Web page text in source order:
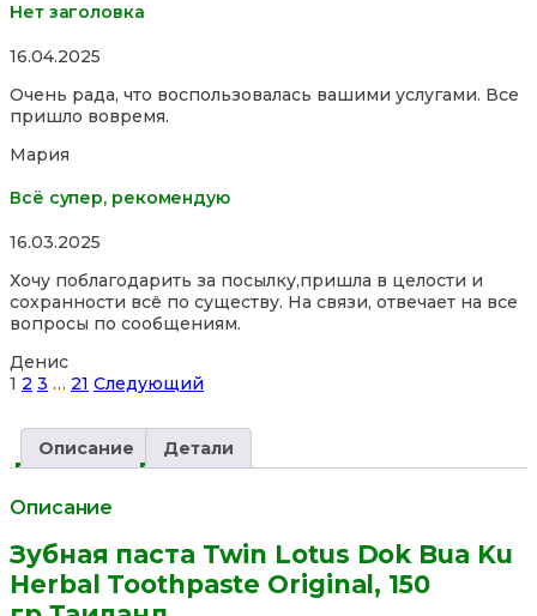
Нет заголовка
Rated
out
of
16.04.2025
Очень рада, что воспользовалась вашими услугами. Все
пришло вовремя.
Мария
Всё супер, рекомендую
Rated
out
of
5
16.03.2025
Хочу поблагодарить за посылку,пришла в целости и
сохранности всё по существу. На связи, отвечает на все
вопросы по сообщениям.
Денис
Site
навигация
Страница
1 Страница
2 Страница
3 … Страница
21 Следующий
Описание Детали
Описание
Зубная паста Twin Lotus Dok Bua Ku
Herbal Toothpaste Original, 150